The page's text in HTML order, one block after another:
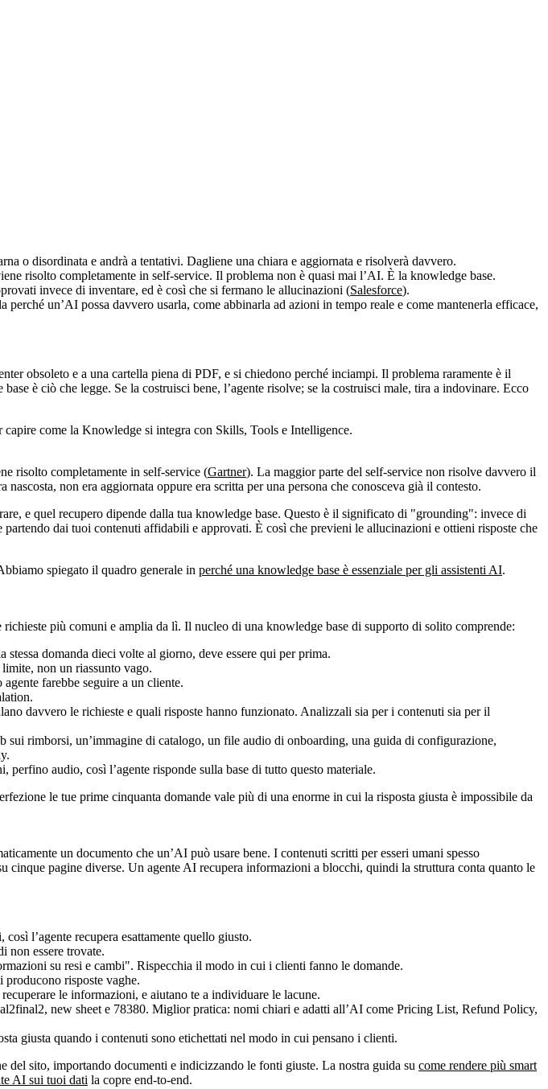
o disordinata e andrà a tentativi. Dagliene una chiara e aggiornata e risolverà davvero.
risolto completamente in self-service. Il problema non è quasi mai l’AI. È la knowledge base.
invece di inventare, ed è così che si fermano le allucinazioni (Salesforce).
un’AI possa davvero usarla, come abbinarla ad azioni in tempo reale e come mantenerla efficace,
obsoleto e a una cartella piena di PDF, e si chiedono perché inciampi. Il problema raramente è il
è ciò che legge. Se la costruisci bene, l’agente risolve; se la costruisci male, tira a indovinare. Ecco
capire come la Knowledge si integra con Skills, Tools e Intelligence.
risolto completamente in self-service (Gartner). La maggior parte del self-service non risolve davvero il
non era aggiornata oppure era scritta per una persona che conosceva già il contesto.
e quel recupero dipende dalla tua knowledge base. Questo è il significato di "grounding": invece di
dai tuoi contenuti affidabili e approvati. È così che previeni le allucinazioni e ottieni risposte che
spiegato il quadro generale in perché una knowledge base è essenziale per gli assistenti AI.
più comuni e amplia da lì. Il nucleo di una knowledge base di supporto di solito comprende:
domanda dieci volte al giorno, deve essere qui per prima.
non un riassunto vago.
farebbe seguire a un cliente.
davvero le richieste e quali risposte hanno funzionato. Analizzali sia per i contenuti sia per il
audio, così l’agente risponde sulla base di tutto questo materiale.
le tue prime cinquanta domande vale più di una enorme in cui la risposta giusta è impossibile da
un documento che un’AI può usare bene. I contenuti scritti per esseri umani spesso
cinque pagine diverse. Un agente AI recupera informazioni a blocchi, quindi la struttura conta quanto le
l’agente recupera esattamente quello giusto.
non essere trovate.
su resi e cambi". Rispecchia il modo in cui i clienti fanno le domande.
risposte vaghe.
le informazioni, e aiutano te a individuare le lacune.
giusta quando i contenuti sono etichettati nel modo in cui pensano i clienti.
del sito, importando documenti e indicizzando le fonti giuste. La nostra guida su come rendere più smart
AI sui tuoi dati la copre end-to-end.